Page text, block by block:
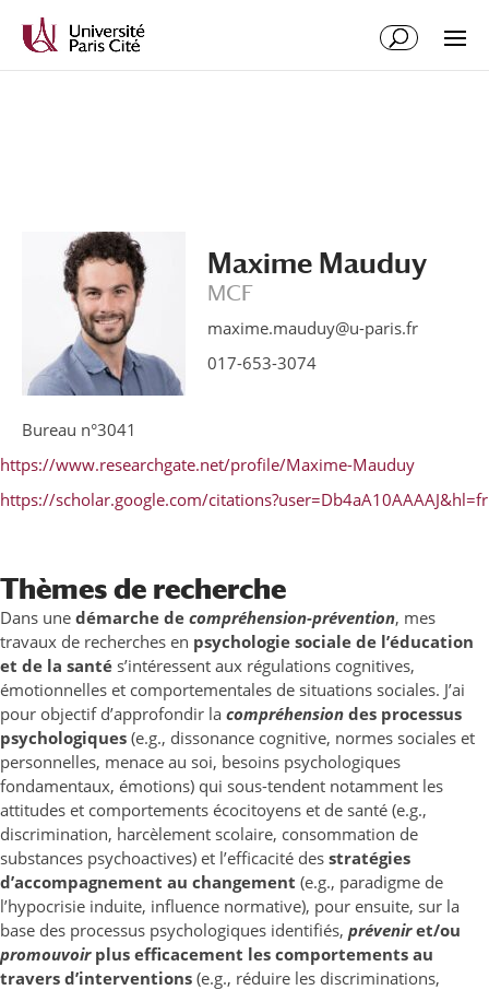
contenu
Maxime Mauduy
MCF
maxime.mauduy@u-paris.fr
017-653-3074
Bureau n°3041
https://www.researchgate.net/profile/Maxime-Mauduy
https://scholar.google.com/citations?user=Db4aA10AAAAJ&hl=fr
Thèmes de recherche
Dans une démarche de compréhension-prévention, mes
travaux de recherches en psychologie sociale de l’éducation
et de la santé s’intéressent aux régulations cognitives,
émotionnelles et comportementales de situations sociales. J’ai
pour objectif d’approfondir la compréhension des processus
psychologiques (e.g., dissonance cognitive, normes sociales et
personnelles, menace au soi, besoins psychologiques
fondamentaux, émotions) qui sous-tendent notamment les
attitudes et comportements écocitoyens et de santé (e.g.,
discrimination, harcèlement scolaire, consommation de
substances psychoactives) et l’efficacité des stratégies
d’accompagnement au changement (e.g., paradigme de
l’hypocrisie induite, influence normative), pour ensuite, sur la
base des processus psychologiques identifiés, préveniret/ou
promouvoirplus efficacement les comportements au
travers d’interventions (e.g., réduire les discriminations,